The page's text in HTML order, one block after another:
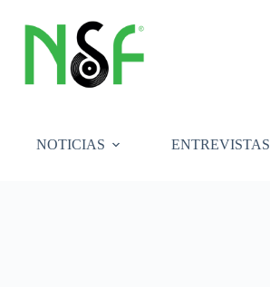
contenido
NOTICIAS ENTREVISTAS